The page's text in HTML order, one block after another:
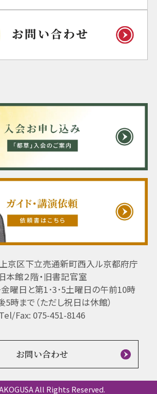
京区下立売通新町西入ル京都府庁
本館２階・旧書記官室
曜日と第1･3･5土曜日の午前10時
5時まで（ただし祝日は休館）
Tel/Fax: 075-451-8146
お問い合わせ
All Rights Reserved.